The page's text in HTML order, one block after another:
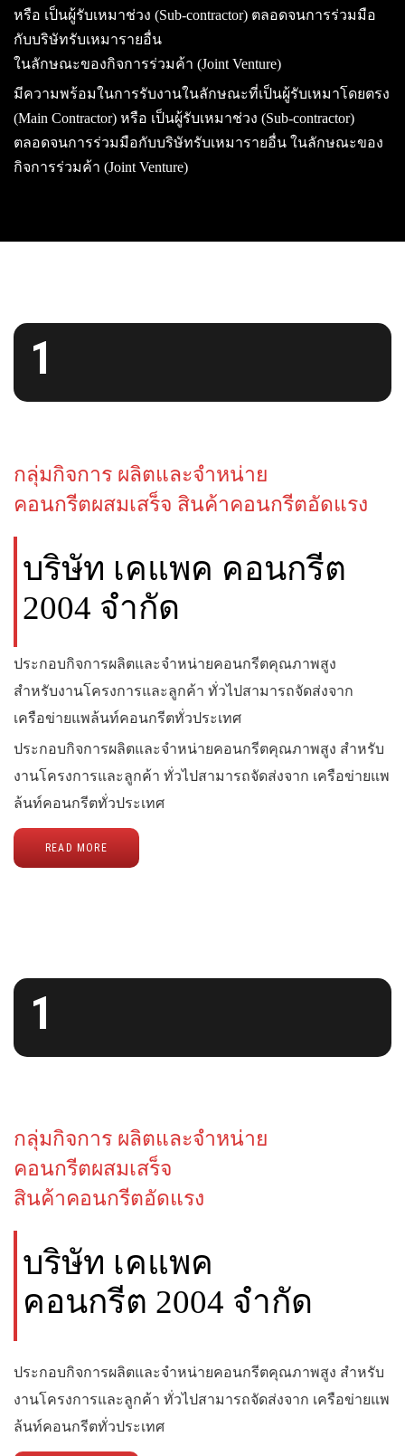
หรือ เป็นผู้รับเหมาช่วง (Sub-contractor) ตลอดจนการร่วมมือ
กับบริษัทรับเหมารายอื่น
ในลักษณะของกิจการร่วมค้า (Joint Venture)
มีความพร้อมในการรับงานในลักษณะที่เป็นผู้รับเหมาโดยตรง
(Main Contractor) หรือ เป็นผู้รับเหมาช่วง (Sub-contractor)
ตลอดจนการร่วมมือกับบริษัทรับเหมารายอื่น ในลักษณะของ
กิจการร่วมค้า (Joint Venture)
1
กลุ่มกิจการ ผลิตและจำหน่าย
คอนกรีตผสมเสร็จ สินค้าคอนกรีตอัดแรง
บริษัท เคแพค คอนกรีต
2004 จำกัด
ประกอบกิจการผลิตและจำหน่ายคอนกรีตคุณภาพสูง
สำหรับงานโครงการและลูกค้า ทั่วไปสามารถจัดส่งจาก
เครือข่ายแพล้นท์คอนกรีตทั่วประเทศ
ประกอบกิจการผลิตและจำหน่ายคอนกรีตคุณภาพสูง สำหรับ
งานโครงการและลูกค้า ทั่วไปสามารถจัดส่งจาก เครือข่ายแพ
ล้นท์คอนกรีตทั่วประเทศ
READ MORE
1
กลุ่มกิจการ ผลิตและจำหน่าย
คอนกรีตผสมเสร็จ
สินค้าคอนกรีตอัดแรง
บริษัท เคแพค
คอนกรีต 2004 จำกัด
ประกอบกิจการผลิตและจำหน่ายคอนกรีตคุณภาพสูง สำหรับ
งานโครงการและลูกค้า ทั่วไปสามารถจัดส่งจาก เครือข่ายแพ
ล้นท์คอนกรีตทั่วประเทศ